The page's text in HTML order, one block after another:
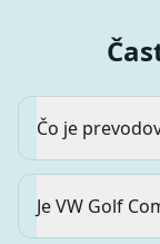
Čo je
Je VW Golf